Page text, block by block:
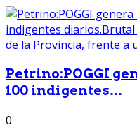
Petrino:POGGI
100 indigentes...
0